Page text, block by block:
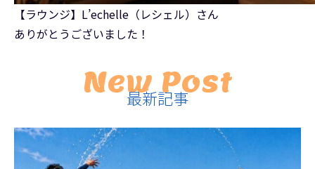
【ラウンジ】L’echelle（レシェル）さん
ありがとうございました！
New Post
最新記事